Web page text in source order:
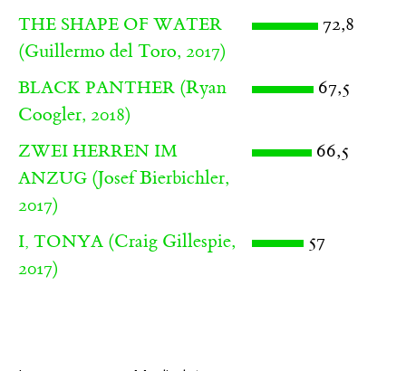
THE SHAPE OF WATER
(Guillermo del Toro, 2017)
72,8
BLACK PANTHER (Ryan
Coogler, 2018)
67,5
ZWEI HERREN IM
ANZUG (Josef Bierbichler,
2017)
66,5
I, TONYA (Craig Gillespie,
2017)
57